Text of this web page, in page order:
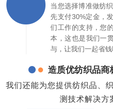
当您选择博准做纺
先支付30%定金，
们工作的支持，您
本，这也是我们一
与，让我们一起省钱
造质优纺织品商
我们还能为您提供纺织品、
测技术解决方